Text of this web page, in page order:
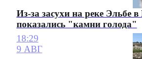
Из-за засухи на реке Эльбе
показались "камни голода"
18:29
9 АВГ